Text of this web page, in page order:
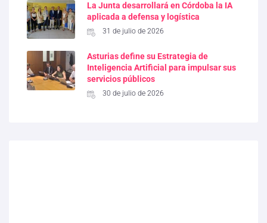
La Junta desarrollará en Córdoba la IA
aplicada a defensa y logística
31 de julio de 2026
Asturias define su Estrategia de
Inteligencia Artificial para impulsar sus
servicios públicos
30 de julio de 2026